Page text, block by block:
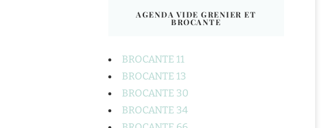
AGENDA VIDE GRENIER ET
BROCANTE
BROCANTE 11
BROCANTE 13
BROCANTE 30
BROCANTE 34